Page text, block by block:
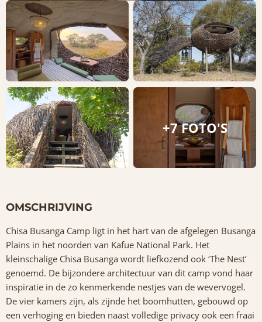
+7 FOTO'S
OMSCHRIJVING
Chisa Busanga Camp ligt in het hart van de afgelegen Busanga
Plains in het noorden van Kafue National Park. Het
kleinschalige Chisa Busanga wordt liefkozend ook ‘The Nest’
genoemd. De bijzondere architectuur van dit camp vond haar
inspiratie in de zo kenmerkende nestjes van de wevervogel.
De vier kamers zijn, als zijnde het boomhutten, gebouwd op
een verhoging en bieden naast volledige privacy ook een fraai